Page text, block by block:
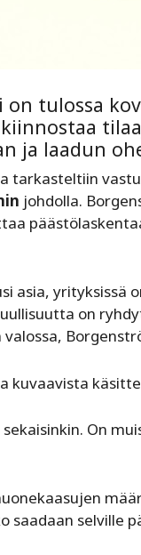
tulossa
ja laadun
tarkasteltiin
johdolla.
asia,
on
kuvaavista
On
saadaan selville